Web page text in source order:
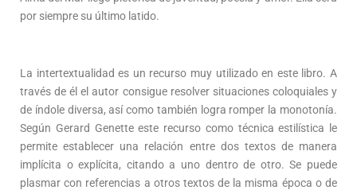
por siempre su último latido.
La intertextualidad es un recurso muy utilizado en este libro. A
través de él el autor consigue resolver situaciones coloquiales y
de índole diversa, así como también logra romper la monotonía.
Según Gerard Genette este recurso como técnica estilística le
permite establecer una relación entre dos textos de manera
implícita o explícita, citando a uno dentro de otro. Se puede
plasmar con referencias a otros textos de la misma época o de